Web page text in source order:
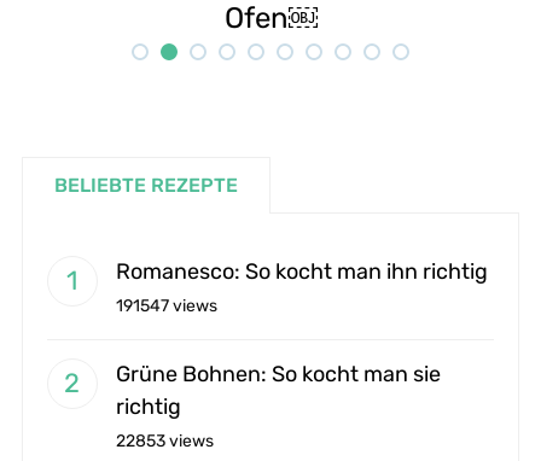
Rezept
BELIEBTE REZEPTE
Romanesco: So kocht man ihn richtig
191547 views
Grüne Bohnen: So kocht man sie
richtig
22853 views